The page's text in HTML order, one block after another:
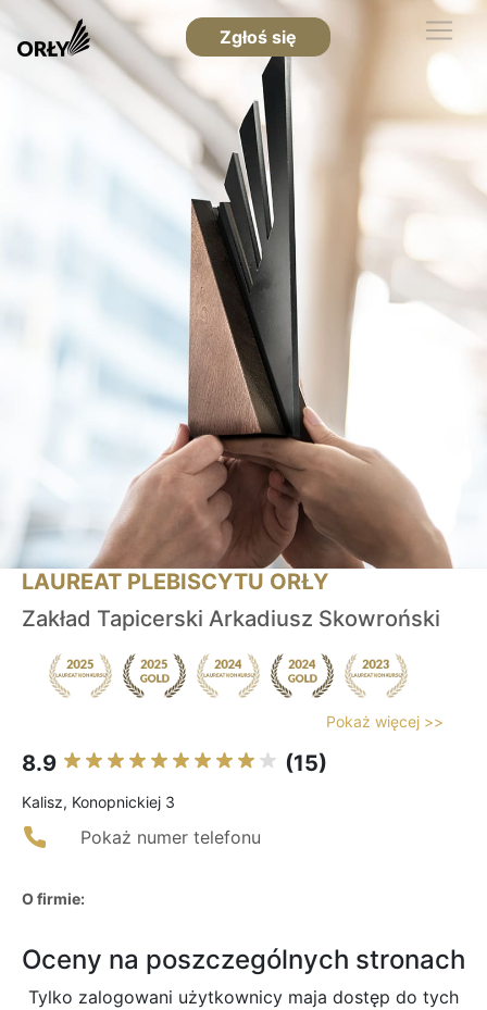
Zgłoś się
LAUREAT PLEBISCYTU ORŁY
Zakład Tapicerski Arkadiusz Skowroński
Pokaż więcej >>
8.9 (15)
Kalisz, Konopnickiej 3
Pokaż numer telefonu
O firmie:
Oceny na poszczególnych stronach
Tylko zalogowani użytkownicy maja dostęp do tych